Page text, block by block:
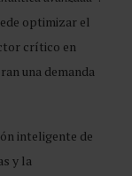
optimizar el
crítico en
una demanda
inteligente de
y la